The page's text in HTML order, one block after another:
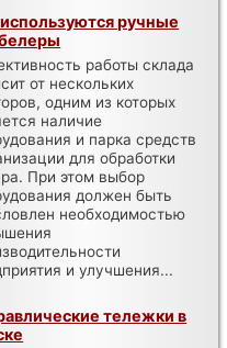
ручные
работы склада
от нескольких
одним из которых
наличие
и парка средств
для обработки
При этом выбор
должен быть
необходимостью
и улучшения...
тележки в